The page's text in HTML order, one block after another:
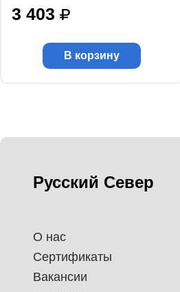
3 403
В корзину
Русский Север
О нас
Сертификаты
Вакансии